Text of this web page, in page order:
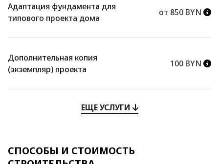
Адаптация фундамента для
типового проекта дома
от 850 BYN
Дополнительная копия
(экземпляр) проекта
100 BYN
ЕЩЕ УСЛУГИ
СПОСОБЫ И СТОИМОСТЬ